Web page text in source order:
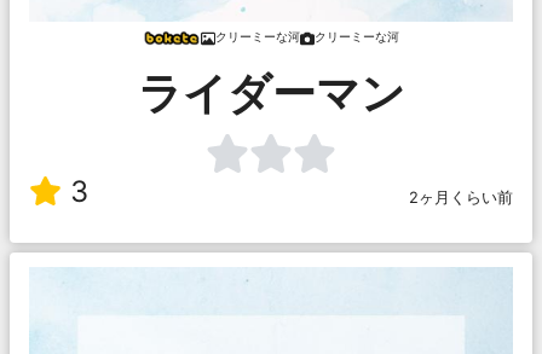
クリーミーな河 クリーミーな河
ライダーマン
3 2ヶ月くらい前